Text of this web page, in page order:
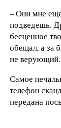
– Они мне
подведешь.
бесценное
обещал, а за
не верующий.
Самое
телефон
передана